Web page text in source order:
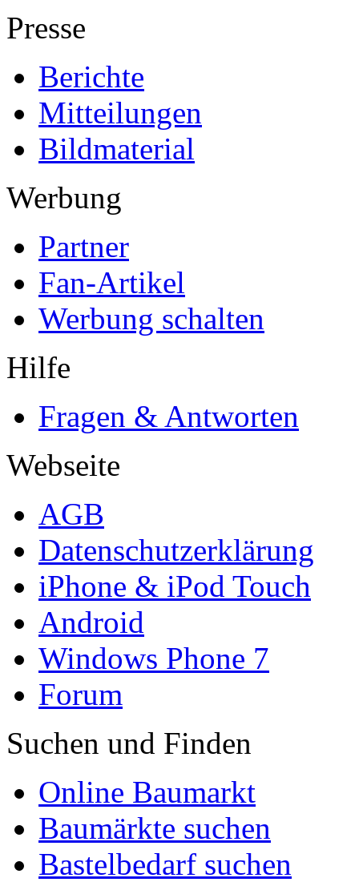
Presse
Berichte
Mitteilungen
Bildmaterial
Werbung
Partner
Fan-Artikel
Werbung schalten
Hilfe
Fragen & Antworten
Webseite
AGB
Datenschutzerklärung
iPhone & iPod Touch
Android
Windows Phone 7
Forum
Suchen und Finden
Online Baumarkt
Baumärkte suchen
Bastelbedarf suchen